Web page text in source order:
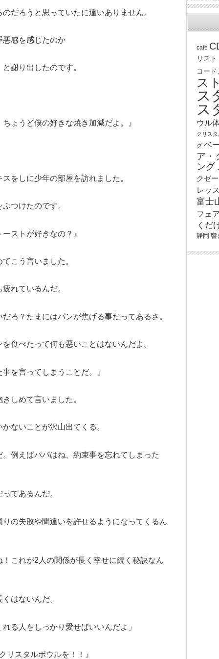
だろうと思っていたに違いありません。
悪感を感じたのか
謝り出したのです。
ょうど僕の好きな焼き加減だよ。』
をしに少年の部屋を訪れました。
つけたのです。
ストが好きなの？』
こう言いました。
れているんだ。
ろ？たまにはパンが焦げる事だってあるさ。
食べたって何も悪いことはないんだよ。
を言ってしまうことだ。』
しめて言いました。
ないことが沢山出てくる。
例えばパパはね、約束事を忘れてしまった
てあるんだ。
の失敗や間違いを許せるようになってくるん
これが2人の関係が長く幸せに続く秘訣なん
はないんだ。
る人をしっかり愛せばいいんだよ」
リスタルボウルを！！』
cafe
リスト
コード
ス
ス
ス
ウル
クリス
グ ベ
ア・
ング
クゼ
レッ
富士
フェ
くだ
静岡 響